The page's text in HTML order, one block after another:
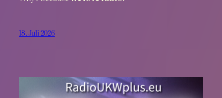
18. Juli 2026